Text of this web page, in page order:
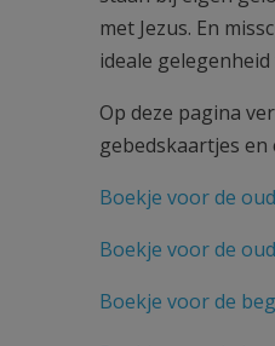
met Jezus. En
ideale
Op deze pagina
gebedskaartjes
Boekje voor de
Boekje voor de
Boekje voor de